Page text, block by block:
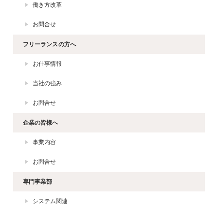
働き方改革
お問合せ
フリーランスの方へ
お仕事情報
当社の強み
お問合せ
企業の皆様へ
事業内容
お問合せ
専門事業部
システム関連